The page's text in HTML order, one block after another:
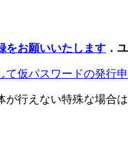
をお願いいたします ．
て仮パスワードの発行
行えない特殊な場合は